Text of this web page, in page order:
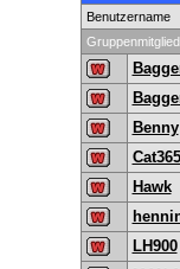
Benutzername
Benny
Cat365
Hawk
LH900